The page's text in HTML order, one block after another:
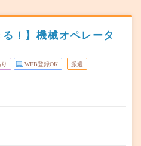
！】機械オペレータ
WEB登録OK 派遣